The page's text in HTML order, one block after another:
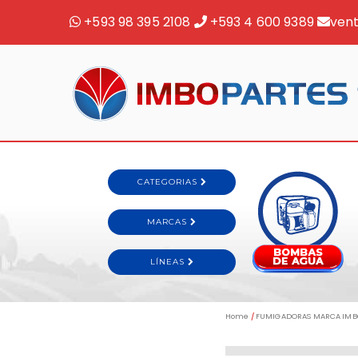
+593 98 395 2108 +593 4 600 9389
Home / FUMIGADORAS MARCA